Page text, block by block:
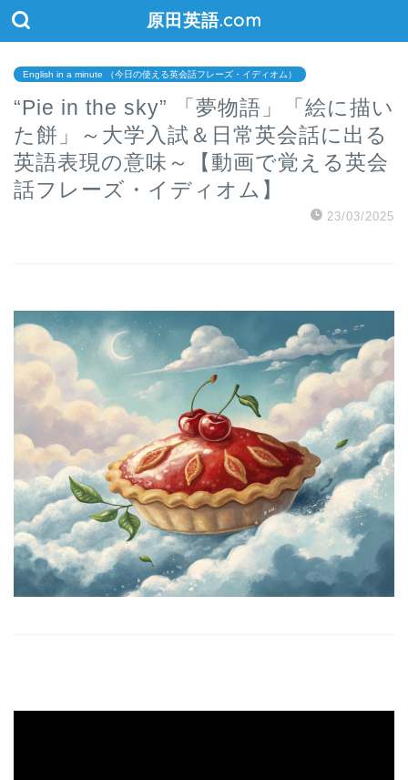
原田英語.com
English in a minute （今日の使える英会話フレーズ・イディオム）
“Pie in the sky” 「夢物語」「絵に描い
た餅」～大学入試＆日常英会話に出る
英語表現の意味～【動画で覚える英会
話フレーズ・イディオム】
23/03/2025